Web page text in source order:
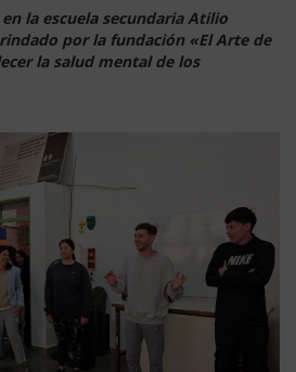
la escuela secundaria Atilio
por la fundación «El Arte de
la salud mental de los